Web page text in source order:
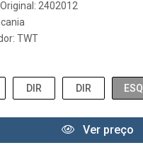
2402012
TWT
DIR DIR ESQ
Ver preço